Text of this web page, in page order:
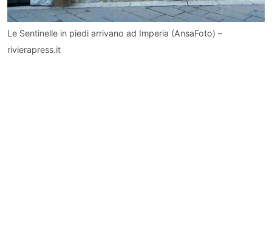
Le Sentinelle in piedi arrivano ad Imperia (AnsaFoto) –
rivierapress.it